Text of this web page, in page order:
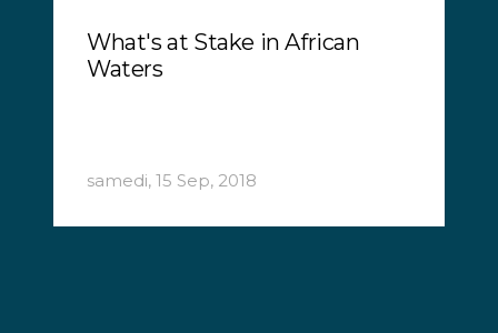
What's at Stake in African
Waters
samedi, 15 Sep, 2018